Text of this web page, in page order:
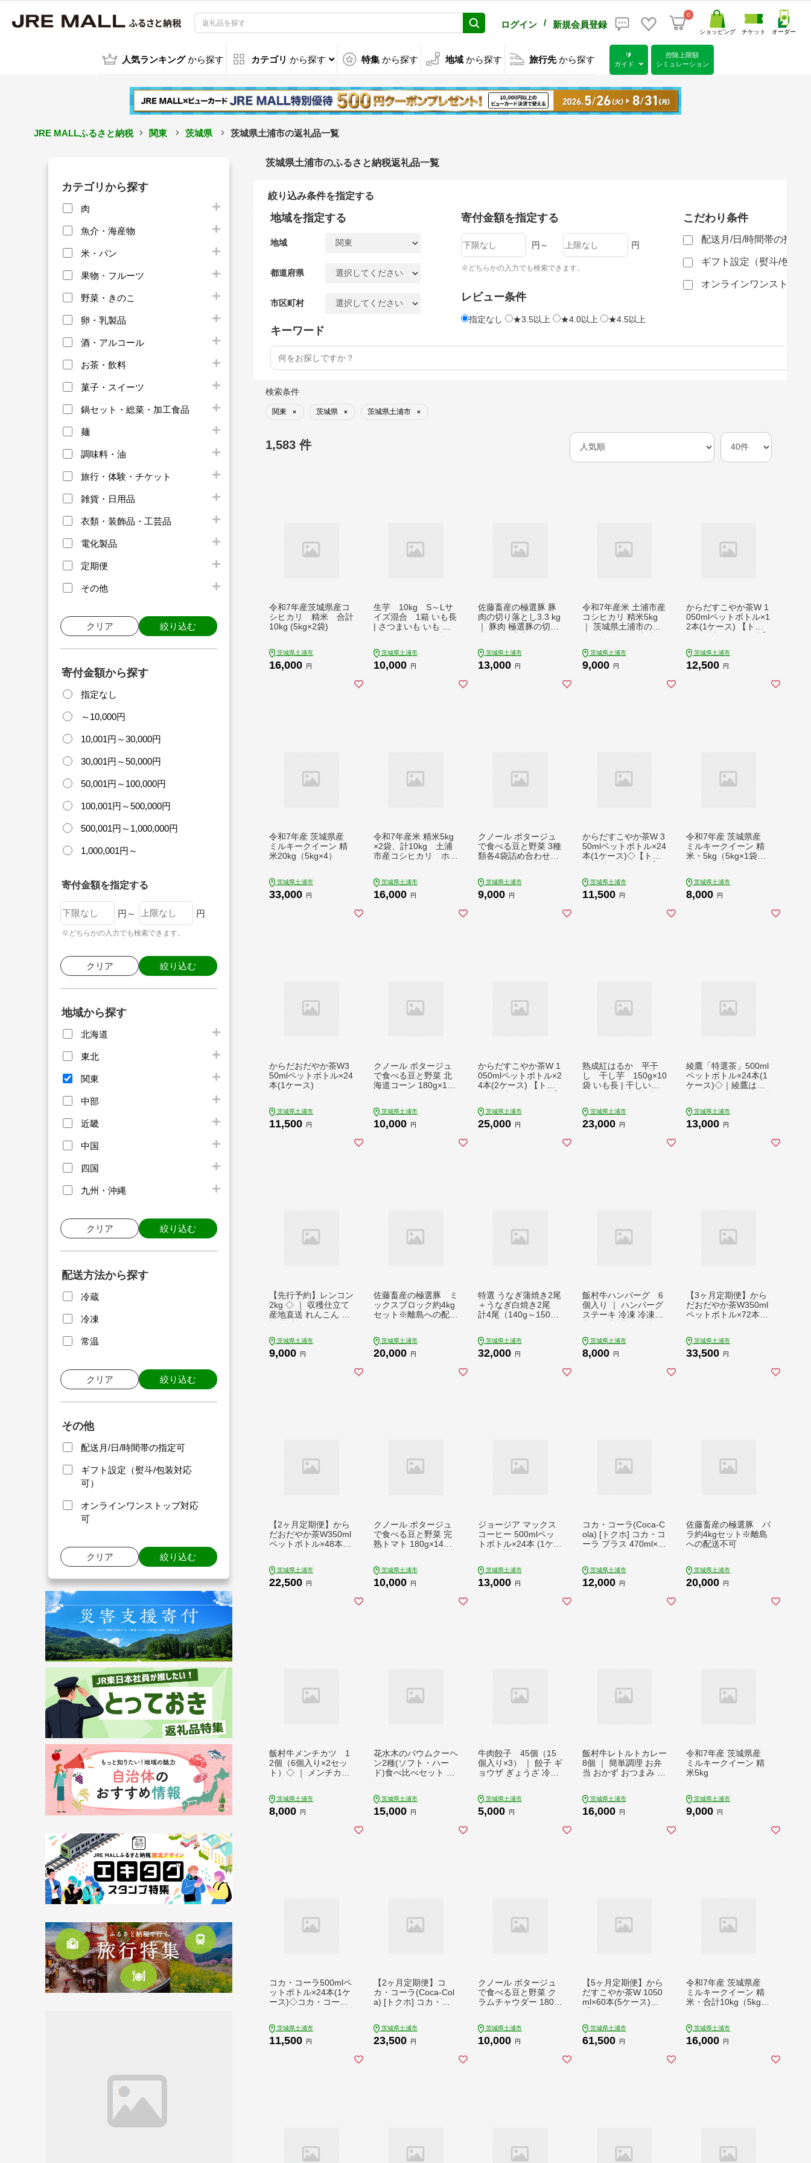
ログイン / 新規会員登録
0
ショッピング チケット オーダー
人気ランキング から探す カテゴリ から探す 特集 から探す 地域 から探す 旅行先 から探す
🔰
ガイド
控除上限額
シミュレーション
JRE MALLふるさと納税 関東 茨城県 茨城県土浦市の返礼品一覧
カテゴリから探す
肉
魚介・海産物
米・パン
果物・フルーツ
野菜・きのこ
卵・乳製品
酒・アルコール
お茶・飲料
菓子・スイーツ
鍋セット・総菜・加工食品
麺
調味料・油
旅行・体験・チケット
雑貨・日用品
衣類・装飾品・工芸品
電化製品
定期便
その他
クリア 絞り込む
寄付金額から探す
指定なし
～10,000円
10,001円～30,000円
30,001円～50,000円
50,001円～100,000円
100,001円～500,000円
500,001円～1,000,000円
1,000,001円～
寄付金額を指定する
円～ 円
※どちらかの入力でも検索できます。
クリア 絞り込む
地域から探す
北海道
東北
関東
中部
近畿
中国
四国
九州・沖縄
クリア 絞り込む
配送方法から探す
冷蔵
冷凍
常温
クリア 絞り込む
その他
配送月/日/時間帯の指定可
ギフト設定（熨斗/包装対応
可）
オンラインワンストップ対応
可
クリア 絞り込む
茨城県土浦市のふるさと納税返礼品一覧
絞り込み条件を指定する
地域を指定する
地域
都道府県
市区町村
寄付金額を指定する
円～ 円
※どちらかの入力でも検索できます。
レビュー条件
指定なし ★3.5以上 ★4.0以上 ★4.5以上
こだわり条件
配送月/日/時間帯の指定
ギフト設定（熨斗/包装
オンラインワンストップ
キーワード
検索条件
関東 × 茨城県 × 茨城県土浦市 ×
1,583 件
令和7年産茨城県産コ
シヒカリ 精米 合計
10kg (5kg×2袋)
茨城県土浦市
16,000 円
生芋 10kg S～Lサ
イズ混合 1箱 いも長
| さつまいも いも 生
茨城県土浦市
10,000 円
佐藤畜産の極選豚 豚
肉の切り落とし3.3 kg
｜ 豚肉 極選豚の切り
配送不可
茨城県土浦市
13,000 円
令和7年産米 土浦市産
コシヒカリ 精米5kg
｜ 茨城県土浦市のお
うのどかな里です
茨城県土浦市
9,000 円
からだすこやか茶W 1
050mlペットボトル×1
2本(1ケース) 【トク
茨城県土浦市
12,500 円
令和7年産 茨城県産
ミルキークイーン 精
米20kg（5kg×4）
茨城県土浦市
33,000 円
令和7年産米 精米5kg
×2袋、計10kg 土浦
市産コシヒカリ ホタ
茨城県土浦市
16,000 円
クノール ポタージュ
で食べる豆と野菜 3種
類各4袋詰め合わせセ
チャウダー）| レトル
ト 防災 備蓄 非常食
茨城県土浦市
9,000 円
からだすこやか茶W 3
50mlペットボトル×24
本(1ケース)◇【トク
は、植物由来の食物繊
維・難消化性デキスト
茨城県土浦市
11,500 円
令和7年産 茨城県産
ミルキークイーン 精
米・5kg（5kg×1袋）
チした食感が特徴の低
アミロース米
茨城県土浦市
8,000 円
からだおだやか茶W3
50mlペットボトル×24
本(1ケース)
茨城県土浦市
11,500 円
クノール ポタージュ
で食べる豆と野菜 北
海道コーン 180g×14
ンプ アウトドア ※
離島への配送不可
茨城県土浦市
10,000 円
からだすこやか茶W 1
050mlペットボトル×2
4本(2ケース) 【トク
茨城県土浦市
25,000 円
熟成紅はるか 平干
し 干し芋 150g×10
袋 いも長 | 干しいも
への配送不可
茨城県土浦市
23,000 円
綾鷹「特選茶」500ml
ペットボトル×24本(1
ケース)◇｜綾鷹は、
る色味”と“舌に旨みが
残るふくよかな味わ
茨城県土浦市
13,000 円
【先行予約】レンコン
2kg ◇ ｜ 収穫仕立て
産地直送 れんこん 蓮
2026年9月～発送
茨城県土浦市
9,000 円
佐藤畜産の極選豚 ミ
ックスブロック約4kg
セット※離島への配送
茨城県土浦市
20,000 円
特選 うなぎ蒲焼き2尾
＋うなぎ白焼き2尾
計4尾（140g～150g×
産 冷蔵 うなぎ 鰻 ウ
ナギ タレ・山椒つき
茨城県土浦市
32,000 円
飯村牛ハンバーグ 6
個入り ｜ ハンバーグ
ステーキ 冷凍 冷凍食
牛肉 和牛 ビーフ ※着
日指定不可 ※離島へ
茨城県土浦市
8,000 円
【3ヶ月定期便】から
だおだやか茶W350ml
ペットボトル×72本(3
血圧が気になる方にお
すすめする、日本初の
茨城県土浦市
33,500 円
【2ヶ月定期便】から
だおだやか茶W350ml
ペットボトル×48本(2
血圧が気になる方にお
すすめする、日本初の
茨城県土浦市
22,500 円
クノール ポタージュ
で食べる豆と野菜 完
熟トマト 180g×14袋 |
アウトドア ※離島へ
の配送不可
茨城県土浦市
10,000 円
ジョージア マックス
コーヒー 500mlペッ
トボトル×24本 (1ケー
てきたやみつきになる
おいしさ、長年愛され
茨城県土浦市
13,000 円
コカ・コーラ(Coca-C
ola) [トクホ] コカ・コ
ーラ プラス 470ml×2
茨城県土浦市
12,000 円
佐藤畜産の極選豚 バ
ラ約4kgセット※離島
への配送不可
茨城県土浦市
20,000 円
飯村牛メンチカツ 1
2個（6個入り×2セッ
ト）◇ ｜ メンチカツ
おかず おつまみ 揚げ
物 惣菜 肉 牛肉 和牛
茨城県土浦市
8,000 円
花水木のバウムクーヘ
ン2種(ソフト・ハー
ド)食べ比べセット ※
茨城県土浦市
15,000 円
牛肉餃子 45個（15
個入り×3） ｜ 餃子 ギ
ョウザ ぎょうざ 冷凍
おつまみ 惣菜 肉 牛肉
和牛 ビーフ ※着日指
茨城県土浦市
5,000 円
飯村牛レトルトカレー
8個 ｜ 簡単調理 お弁
当 おかず おつまみ 惣
非常食 保存食 キャン
プ アウトドア ※着日
茨城県土浦市
16,000 円
令和7年産 茨城県産
ミルキークイーン 精
米5kg
茨城県土浦市
9,000 円
コカ・コーラ500mlペ
ットボトル×24本(1ケ
ース)◇コカ・コーラ
きを癒すだけでなく、
ココロとカラダの両方
茨城県土浦市
11,500 円
【2ヶ月定期便】コ
カ・コーラ(Coca-Col
a) [トクホ] コカ・コ
可茨城県土浦市
23,500 円
クノール ポタージュ
で食べる豆と野菜 ク
ラムチャウダー 180g
ャンプ アウトドア
※離島への配送不可
茨城県土浦市
10,000 円
【5ヶ月定期便】から
だすこやか茶W 1050
ml×60本(5ケース)
不可
茨城県土浦市
61,500 円
令和7年産 茨城県産
ミルキークイーン 精
米・合計10kg（5kg×2
チモチした食感が特徴
の低アミロース米
茨城県土浦市
16,000 円